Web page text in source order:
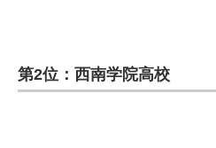
第2位：西南学院高校